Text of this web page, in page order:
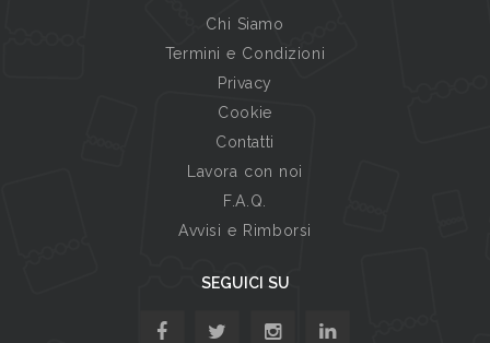
Chi Siamo
Termini e Condizioni
Privacy
Cookie
Contatti
Lavora con noi
F.A.Q.
Avvisi e Rimborsi
SEGUICI SU